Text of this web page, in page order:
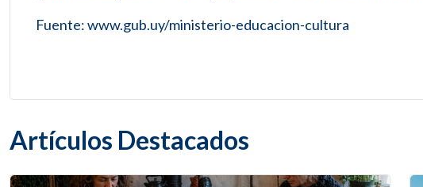
Fuente: www.gub.uy/ministerio-educacion-cultura
Artículos Destacados